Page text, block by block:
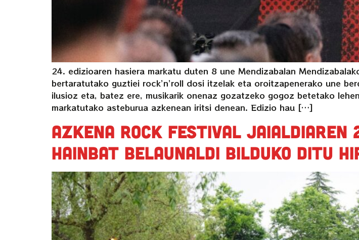
24. edizioaren hasiera markatu duten 8 une Mendizabalan
bertaratutako guztiei rock’n’roll dosi itzelak eta oroitzapenerako une
ilusioz eta, batez ere, musikarik onenaz gozatzeko gogoz betetako
markatutako asteburua azkenean iritsi denean. Edizio hau […]
Azkena Rock Festival jaialdiaren
hainbat belaunaldi bilduko ditu